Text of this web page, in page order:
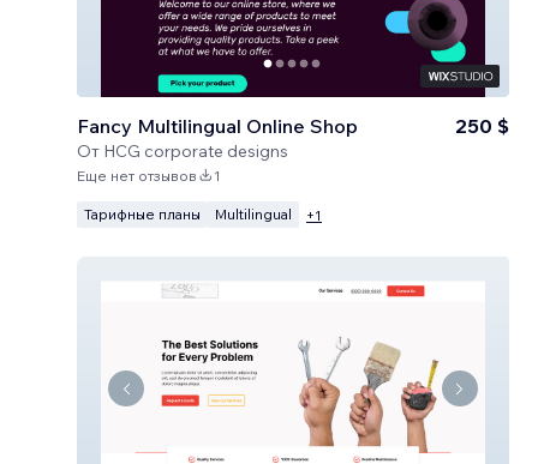
Fancy Multilingual Online Shop
От HCG corporate designs
250 $
Еще нет отзывов 1
Тарифные планы Multilingual +1